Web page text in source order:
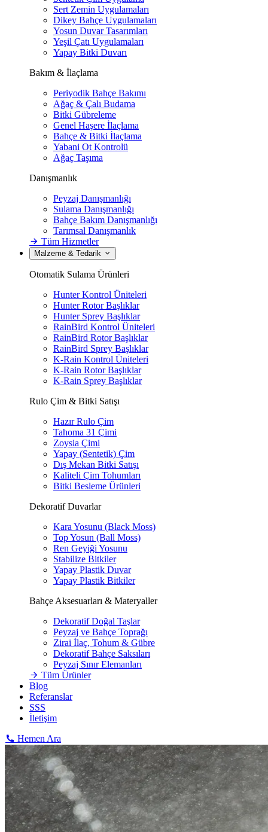
Sert Zemin Uygulamaları
Dikey Bahçe Uygulamaları
Yosun Duvar Tasarımları
Yeşil Çatı Uygulamaları
Yapay Bitki Duvarı
Bakım & İlaçlama
Periyodik Bahçe Bakımı
Ağaç & Çalı Budama
Bitki Gübreleme
Genel Haşere İlaçlama
Bahçe & Bitki İlaçlama
Yabani Ot Kontrolü
Ağaç Taşıma
Danışmanlık
Peyzaj Danışmanlığı
Sulama Danışmanlığı
Bahçe Bakım Danışmanlığı
Tarımsal Danışmanlık
Tüm Hizmetler
Malzeme & Tedarik
Otomatik Sulama Ürünleri
Hunter Kontrol Üniteleri
Hunter Rotor Başlıklar
Hunter Sprey Başlıklar
RainBird Kontrol Üniteleri
RainBird Rotor Başlıklar
RainBird Sprey Başlıklar
K-Rain Kontrol Üniteleri
K-Rain Rotor Başlıklar
K-Rain Sprey Başlıklar
Rulo Çim & Bitki Satışı
Hazır Rulo Çim
Tahoma 31 Çimi
Zoysia Çimi
Yapay (Sentetik) Çim
Dış Mekan Bitki Satışı
Kaliteli Çim Tohumları
Bitki Besleme Ürünleri
Dekoratif Duvarlar
Kara Yosunu (Black Moss)
Top Yosun (Ball Moss)
Ren Geyiği Yosunu
Stabilize Bitkiler
Yapay Plastik Duvar
Yapay Plastik Bitkiler
Bahçe Aksesuarları & Materyaller
Dekoratif Doğal Taşlar
Peyzaj ve Bahçe Toprağı
Zirai İlaç, Tohum & Gübre
Dekoratif Bahçe Saksıları
Peyzaj Sınır Elemanları
Tüm Ürünler
Blog
Referanslar
SSS
İletişim
Hemen Ara